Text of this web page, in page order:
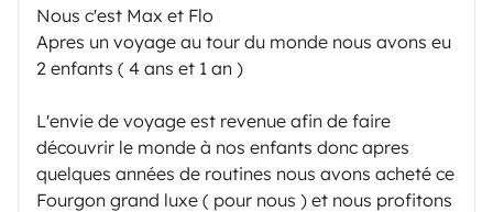
Nous c'est Max et Flo
Apres un voyage au tour du monde nous avons eu
2 enfants ( 4 ans et 1 an )
L'envie de voyage est revenue afin de faire
découvrir le monde à nos enfants donc apres
quelques années de routines nous avons acheté ce
Fourgon grand luxe ( pour nous ) et nous profitons